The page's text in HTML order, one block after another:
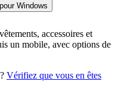
Windows
accessoires et
un mobile, avec options de
Vérifiez que vous en êtes